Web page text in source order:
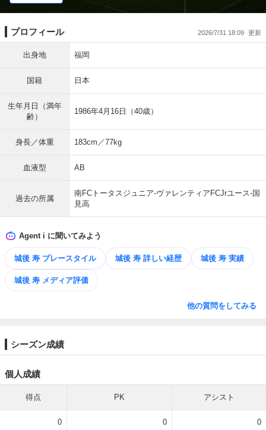
プロフィール 2026/7/31 18:09
出身地 福岡
国籍 日本
生年月日（満年
齢）
1986年4月16日（40歳）
身長／体重 183cm／77kg
血液型 AB
過去の所属
南FCトータスジュニア-ヴァレンティアFCJrユース-国
見高
Agent i に聞いてみよう
城後 寿 プレースタイル 城後 寿 詳しい経歴 城後 寿 実績
城後 寿 メディア評価
他の質問をしてみる
シーズン成績
個人成績
得点 PK アシスト
0 0 0